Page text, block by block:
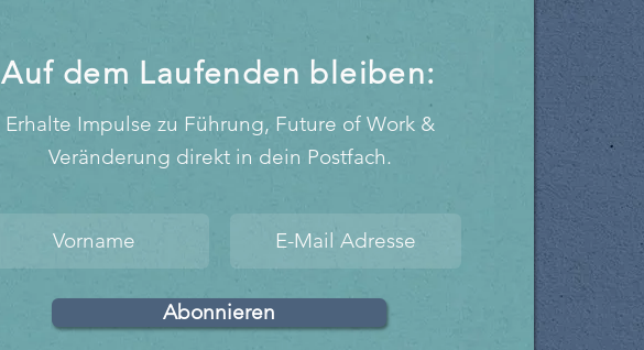
Auf dem Laufenden bleiben:
Erhalte Impulse zu Führung, Future of Work &
Veränderung direkt in dein Postfach.
Abonnieren